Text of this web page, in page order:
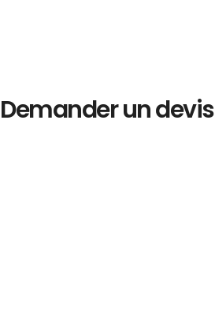
Demander un devis